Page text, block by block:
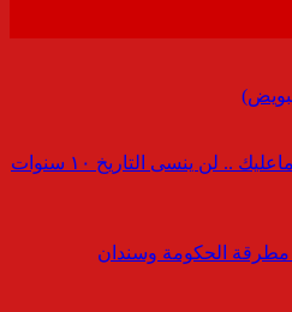
كلمة حق : د.شاكر أديت ماعليك .. لن ينسى التاريخ ١٠ سنوات
مطرقة الحكومة وسندان